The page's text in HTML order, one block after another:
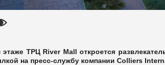
этаже ТРЦ River Mall откроется
на пресс-службу компании Colliers